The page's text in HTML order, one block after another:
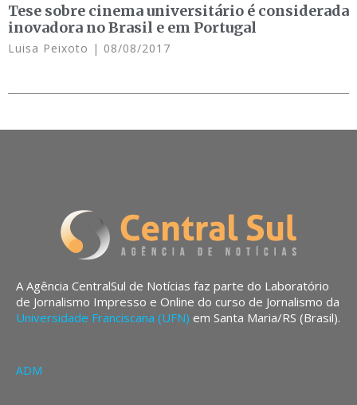
Tese sobre cinema universitário é considerada
inovadora no Brasil e em Portugal
Luisa Peixoto 08/08/2017
A Agência CentralSul de Notícias faz parte do Laboratório
de Jornalismo Impresso e Online do curso de Jornalismo da
Universidade Franciscana (UFN) em Santa Maria/RS (Brasil).
ADM